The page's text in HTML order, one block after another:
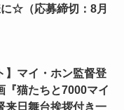
☆（応募締切：8月
】マイ・ホン監督登
『猫たちと7000マイ
来日舞台挨拶付き一